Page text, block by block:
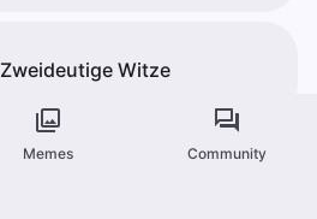
Memes Community
Zweideutige Witze